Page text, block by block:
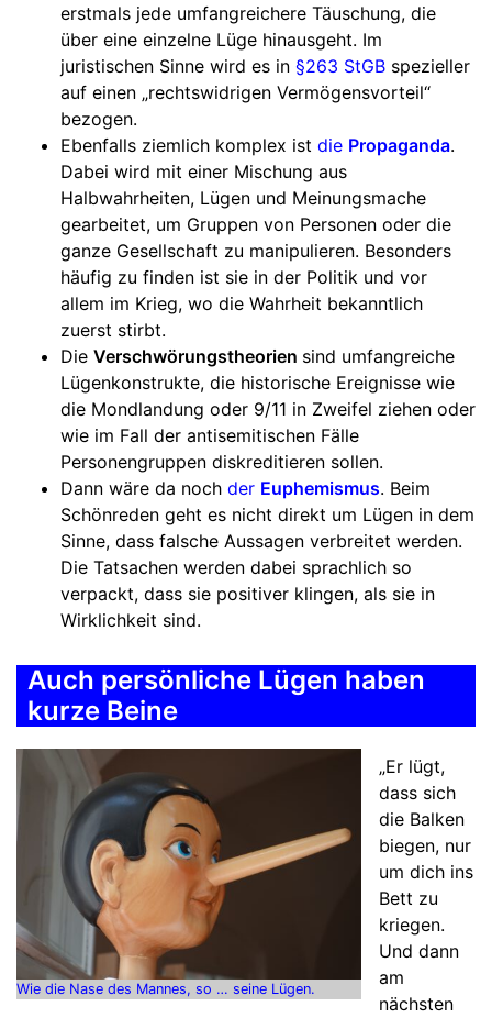
erstmals jede umfangreichere Täuschung, die
über eine einzelne Lüge hinausgeht. Im
juristischen Sinne wird es in §263 StGB spezieller
auf einen „rechtswidrigen Vermögensvorteil“
bezogen.
Ebenfalls ziemlich komplex ist die Propaganda.
Dabei wird mit einer Mischung aus
Halbwahrheiten, Lügen und Meinungsmache
gearbeitet, um Gruppen von Personen oder die
ganze Gesellschaft zu manipulieren. Besonders
häufig zu finden ist sie in der Politik und vor
allem im Krieg, wo die Wahrheit bekanntlich
zuerst stirbt.
Die Verschwörungstheorien sind umfangreiche
Lügenkonstrukte, die historische Ereignisse wie
die Mondlandung oder 9/11 in Zweifel ziehen oder
wie im Fall der antisemitischen Fälle
Personengruppen diskreditieren sollen.
Dann wäre da noch der Euphemismus. Beim
Schönreden geht es nicht direkt um Lügen in dem
Sinne, dass falsche Aussagen verbreitet werden.
Die Tatsachen werden dabei sprachlich so
verpackt, dass sie positiver klingen, als sie in
Wirklichkeit sind.
Auch persönliche Lügen haben
kurze Beine
Wie die Nase des Mannes, so … seine Lügen.
„Er lügt,
dass sich
die Balken
biegen, nur
um dich ins
Bett zu
kriegen.
Und dann
am
nächsten